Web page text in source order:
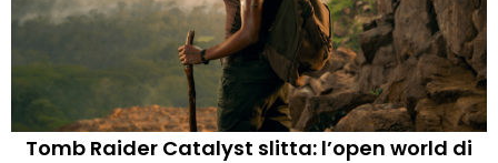
Tomb Raider Catalyst slitta: l’open world di